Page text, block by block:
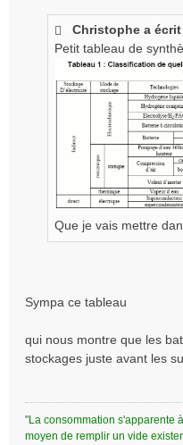
Christophe a écrit
Petit tableau de
Que je vais mettre
Sympa ce tableau
qui nous montre que les
stockages juste avant les
"La consommation s'apparente
moyen de remplir un vide